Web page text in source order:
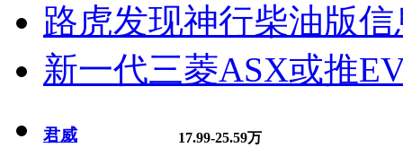
路虎发现神行柴油版
新一代三菱ASX或推
君威 17.99-25.59万